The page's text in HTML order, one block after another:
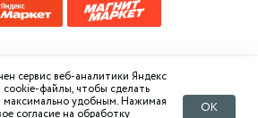
сервис веб-аналитики Яндекс
файлы, чтобы сделать
максимально удобным. Нажимая
согласие на обработку
ОК